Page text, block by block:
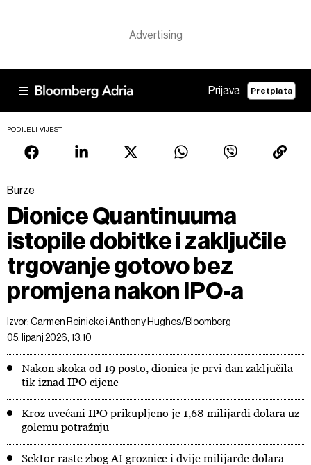
Prijava Pretplata
PODIJELI VIJEST
Burze
Dionice Quantinuuma
istopile dobitke i zaključile
trgovanje gotovo bez
promjena nakon IPO-a
Izvor:Carmen Reinicke i Anthony Hughes/Bloomberg
05. lipanj 2026, 13:10
Nakon skoka od 19 posto, dionica je prvi dan zaključila
tik iznad IPO cijene
Kroz uvećani IPO prikupljeno je 1,68 milijardi dolara uz
golemu potražnju
Sektor raste zbog AI groznice i dvije milijarde dolara